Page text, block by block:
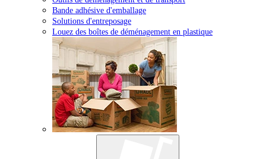
Bande adhésive d'emballage
Solutions d'entreposage
Louez des boîtes de déménagement en plastique